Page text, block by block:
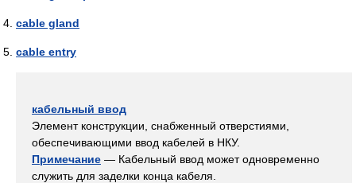
cable gland
cable entry
кабельный ввод
Элемент конструкции, снабженный отверстиями,
обеспечивающими ввод кабелей в НКУ.
Примечание — Кабельный ввод может одновременно
служить для заделки конца кабеля.